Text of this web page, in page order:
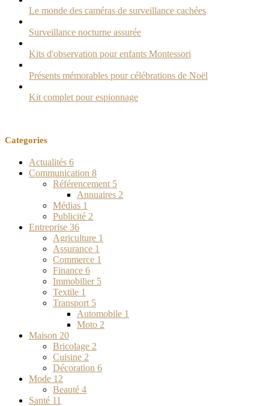
Le monde des caméras de surveillance cachées
Surveillance nocturne assurée
Kits d'observation pour enfants Montessori
Présents mémorables pour célébrations de Noël
Kit complet pour espionnage
Categories
Actualités 6
Communication 8
Référencement 5
Annuaires 2
Médias 1
Publicité 2
Entreprise 36
Agriculture 1
Assurance 1
Commerce 1
Finance 6
Immobilier 5
Textile 1
Transport 5
Automobile 1
Moto 2
Maison 20
Bricolage 2
Cuisine 2
Décoration 6
Mode 12
Beauté 4
Santé 11